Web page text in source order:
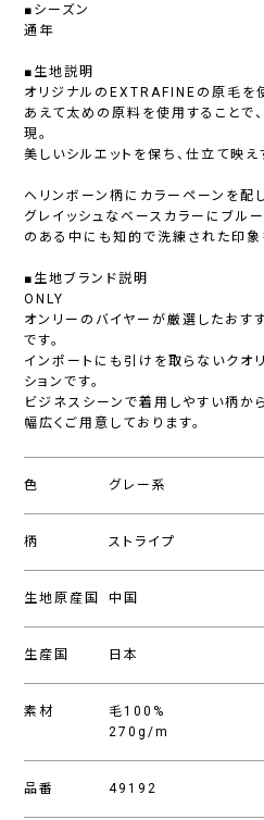
■シーズン
通年
■生地説明
オリジナルのEXTRAFINEの原毛を
あえて太めの原料を使用することで
現。
美しいシルエットを保ち、仕立て映
ヘリンボーン柄にカラーペーンを配し
グレイッシュなベースカラーにブル
のある中にも知的で洗練された印象
■生地ブランド説明
ONLY
オンリーのバイヤーが厳選したおす
です。
インポートにも引けを取らないクオ
ションです。
ビジネスシーンで着用しやすい柄か
幅広くご用意しております。
色 グレー系
柄 ストライプ
生地原産国 中国
生産国 日本
素材
毛100%
270g/m
品番 49192